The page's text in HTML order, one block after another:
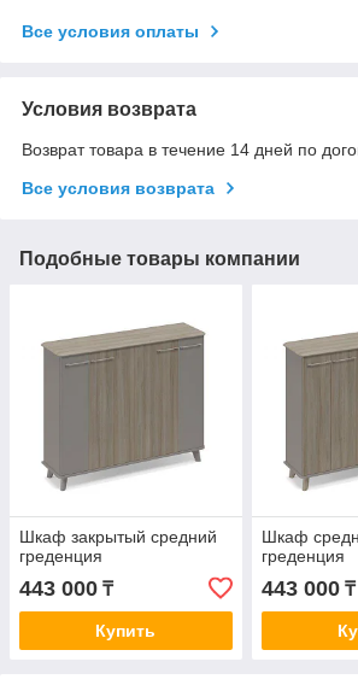
Все условия оплаты
Условия возврата
Возврат товара в течение 14 дней по
Все условия возврата
Подобные товары компании
Шкаф закрытый средний
греденция
443 000 ₸
Купить
Шкаф
греденция
443 000₸